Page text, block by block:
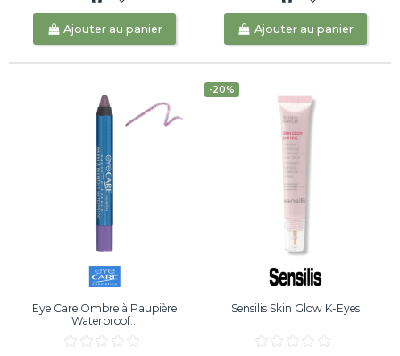
Ajouter au panier Ajouter au panier
Eye Care Ombre à Paupière
Waterproof...
-20%
Sensilis Skin Glow K-Eyes